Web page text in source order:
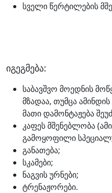
სველი წერტილების
იგეგმება:
საბავშვო მოედნის
მზადაა, თუმცა
მათი დამონტაჟება
კაფეს მშენებლობა
გამოყოფილი
განათება;
სკამები;
ნაგვის ურნები;
ტრენაჟორები.